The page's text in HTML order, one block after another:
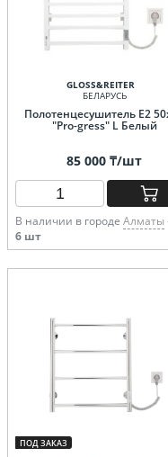
GLOSS&REITER
БЕЛАРУСЬ
Полотенцесушитель E2
"Pro-gress" L Белый
85 000 ₸/шт
В наличии в городе Алматы
6 шт
ПОД ЗАКАЗ